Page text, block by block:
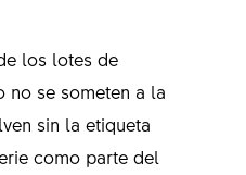
los lotes de
no se someten a la
sin la etiqueta
como parte del